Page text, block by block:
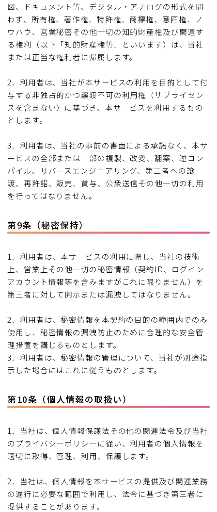
図、ドキュメント等、デジタル・アナログの形式を問
わず、所有権、著作権、特許権、商標権、意匠権、ノ
ウハウ、営業秘密その他一切の知的財産権及び関連す
る権利（以下「知的財産権等」といいます）は、当社
または正当な権利者に帰属します。
2．利用者は、当社が本サービスの利用を目的として付
与する非独占的かつ譲渡不可の利用権（サブライセン
スを含まない）に基づき、本サービスを利用するもの
とします。
3．利用者は、当社の事前の書面による承諾なく、本サ
ービスの全部または一部の複製、改変、翻案、逆コン
パイル、リバースエンジニアリング、第三者への譲
渡、再許諾、販売、貸与、公衆送信その他一切の利用
を行ってはなりません。
第9条（秘密保持）
1．利用者は、本サービスの利用に際し、当社の技術
上、営業上その他一切の秘密情報（契約ID、ログイン
アカウント情報等を含みますがこれに限りません）を
第三者に対して開示または漏洩してはなりません。
2．利用者は、秘密情報を本契約の目的の範囲内でのみ
使用し、秘密情報の漏洩防止のために合理的な安全管
理措置を講じるものとします。
3．利用者は、秘密情報の管理について、当社が別途指
示した場合にはこれに従うものとします。
第10条（個人情報の取扱い）
1．当社は、個人情報保護法その他の関連法令及び当社
のプライバシーポリシーに従い、利用者の個人情報を
適切に取得、管理、利用、保護します。
2．当社は、個人情報を本サービスの提供及び関連業務
の遂行に必要な範囲で利用し、法令に基づき第三者に
提供することがあります。